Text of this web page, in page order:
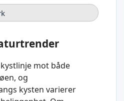
mot både
og
kysten varierer